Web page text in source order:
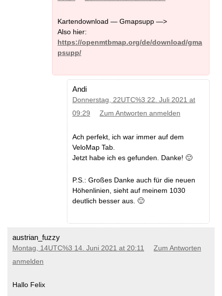
Kartendownload — Gmapsupp —>
Also hier:
https://openmtbmap.org/de/download/gma
psupp/
Andi
Donnerstag, 22UTC%3 22. Juli 2021 at
09:29
Zum Antworten anmelden
Ach perfekt, ich war immer auf dem
VeloMap Tab.
Jetzt habe ich es gefunden. Danke! 🙂
P.S.: Großes Danke auch für die neuen
Höhenlinien, sieht auf meinem 1030
deutlich besser aus. 🙂
austrian_fuzzy
Montag, 14UTC%3 14. Juni 2021 at 20:11
Zum Antworten
anmelden
Hallo Felix